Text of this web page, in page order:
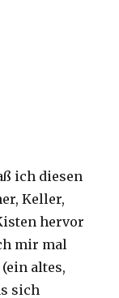
ich diesen
Keller,
hervor
mir mal
(ein altes,
sich